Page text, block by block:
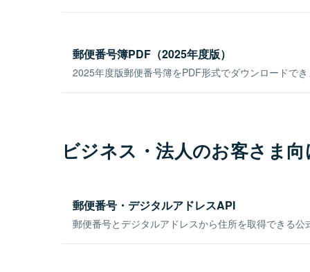
郵便番号簿PDF（2025年度版）
2025年度版郵便番号簿をPDF形式でダウンロードで
ビジネス・法人のお客さま
郵便番号・デジタルアドレスAPI
郵便番号とデジタルアドレスから住所を取得できる公